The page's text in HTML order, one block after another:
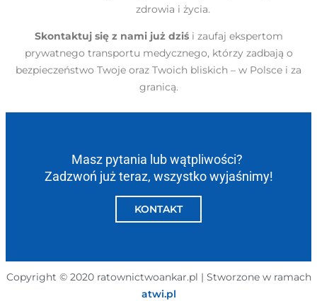
zdrowia i życia.
Skontaktuj się z nami już dziśi zaufaj ekspertom
prywatnego transportu medycznego, którzy zadbają o
bezpieczeństwo Twoje oraz Twoich bliskich – w Polsce i za
granicą.
Masz pytania lub wątpliwości?
Zadzwoń już teraz, wszystko wyjaśnimy!
KONTAKT
Copyright © 2020 ratownictwoankar.pl | Stworzone w ramach
atwi.pl